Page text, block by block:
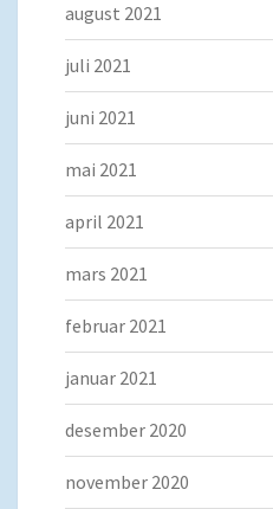
august 2021
juli 2021
juni 2021
mai 2021
april 2021
mars 2021
februar 2021
januar 2021
desember 2020
november 2020